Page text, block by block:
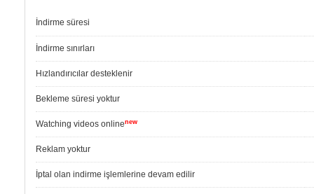
İndirme süresi
İndirme sınırları
Hızlandırıcılar desteklenir
Bekleme süresi yoktur
Watching videos onlinenew
Reklam yoktur
İptal olan indirme işlemlerine devam edilir